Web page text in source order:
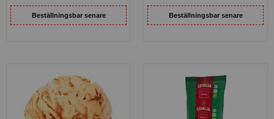
Beställningsbar senare Beställningsbar senare